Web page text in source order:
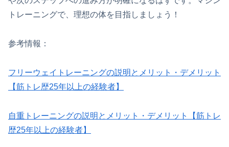
トレーニングで、理想の体を目指しましょう！
参考情報：
フリーウェイトレーニングの説明とメリット・デメリット
【筋トレ歴25年以上の経験者】
自重トレーニングの説明とメリット・デメリット【筋トレ
歴25年以上の経験者】